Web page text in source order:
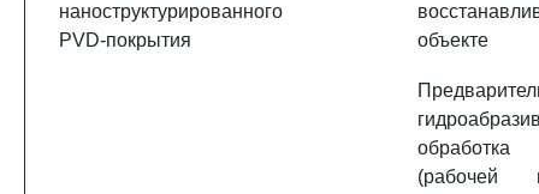
наноструктурированного
PVD-покрытия
объекте
(рабочей